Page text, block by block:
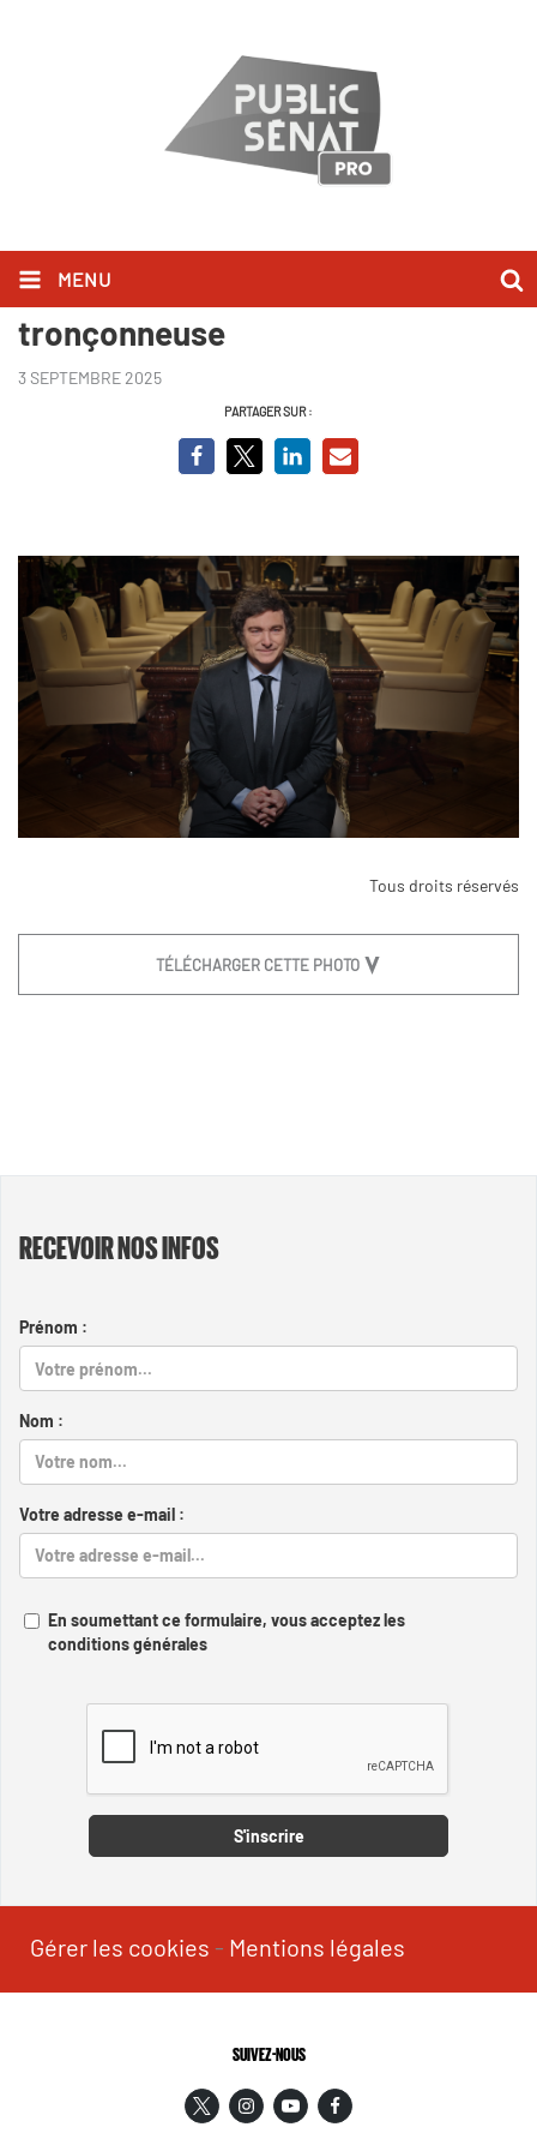
MENU
Javier Milei, le président à la
tronçonneuse
3 SEPTEMBRE 2025
PARTAGER SUR :
Tous droits réservés
TÉLÉCHARGER CETTE PHOTO
RECEVOIR NOS INFOS
Prénom :
Nom :
Votre adresse e-mail :
En soumettant ce formulaire, vous acceptez les
conditions générales
S'inscrire
Gérer les cookies - Mentions légales
SUIVEZ-NOUS